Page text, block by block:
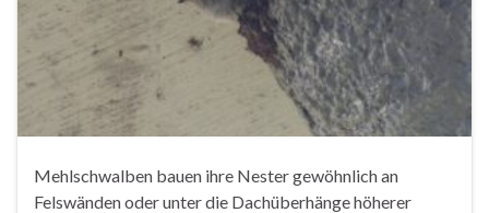
Mehlschwalben bauen ihre Nester gewöhnlich an
Felswänden oder unter die Dachüberhänge höherer